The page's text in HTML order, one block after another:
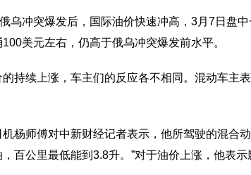
冲突爆发后，国际油价快速冲高，3月7日盘中
美元左右，仍高于俄乌冲突爆发前水平。
续上涨，车主们的反应各不相同。混动车主表
师傅对中新财经记者表示，他所驾驶的混合动
百公里最低能到3.8升。”对于油价上涨，他表